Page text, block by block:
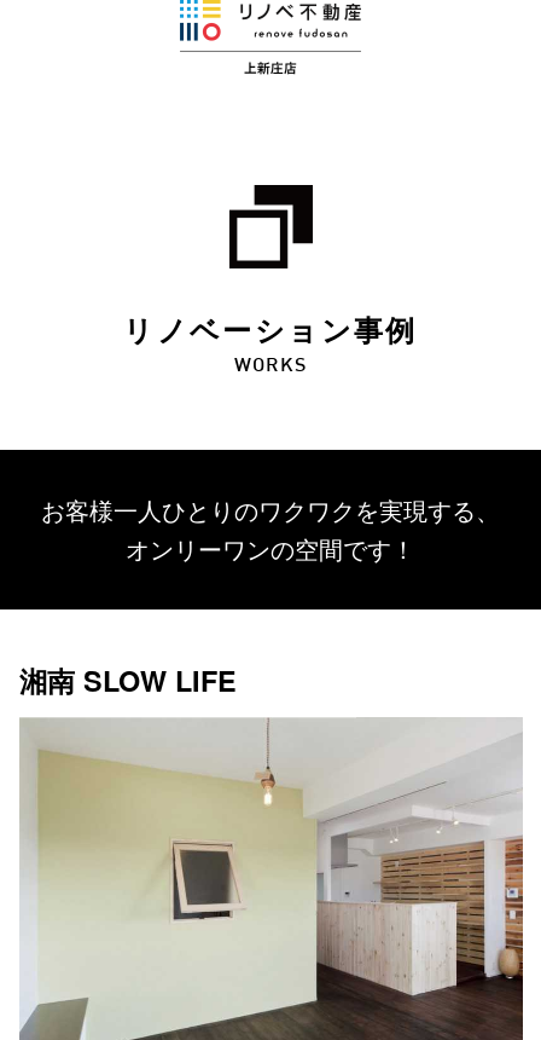
リノベーション事例
WORKS
お客様一人ひとりのワクワクを実現する、
オンリーワンの空間です！
湘南 SLOW LIFE